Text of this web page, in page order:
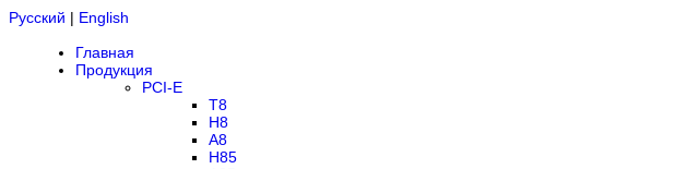
Русский | English
Главная
Продукция
PCI-E
T8
H8
A8
H85